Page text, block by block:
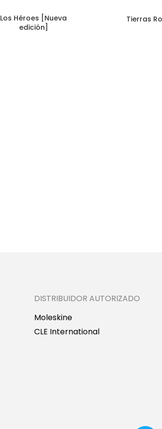
Los Héroes [Nueva
edición]
Tierras
DISTRIBUIDOR AUTORIZADO
Moleskine
CLE International